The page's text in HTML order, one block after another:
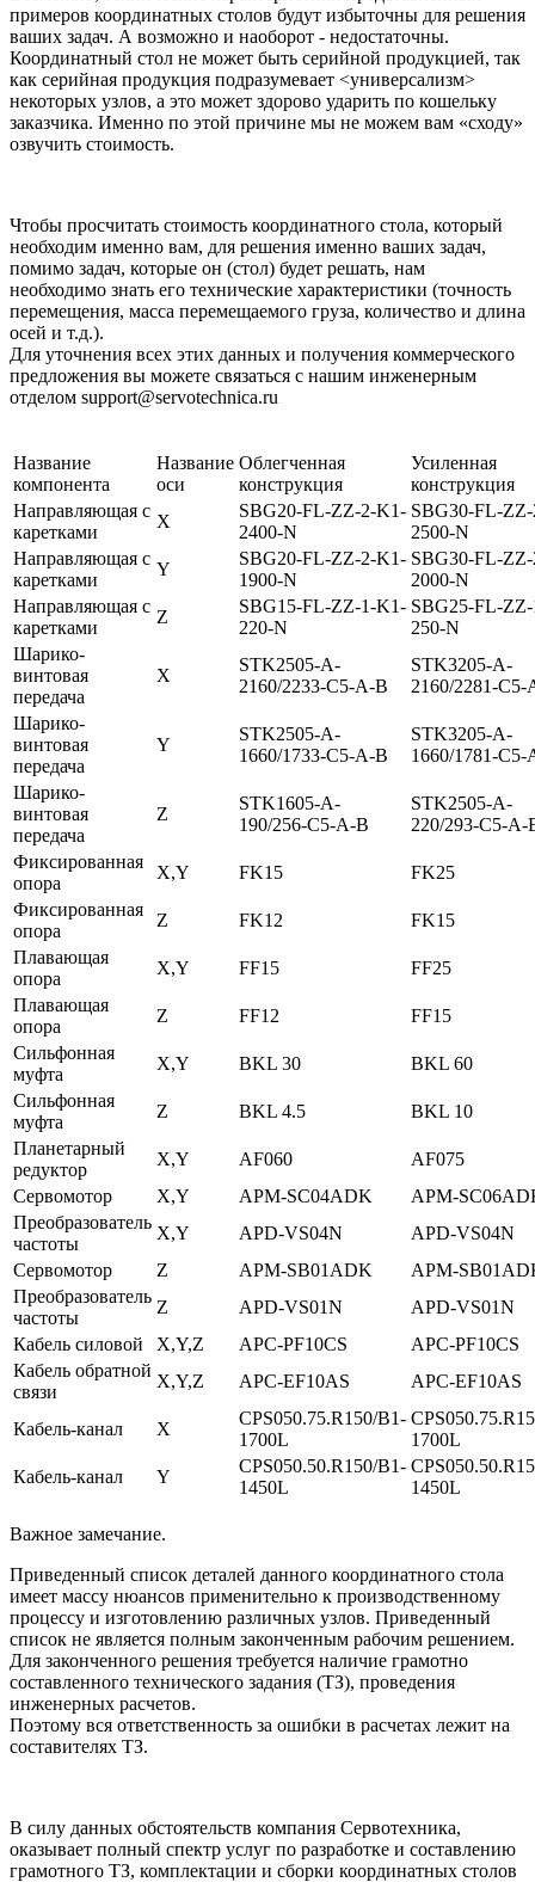
примеров координатных столов будут избыточны для решения
ваших задач. А возможно и наоборот - недостаточны.
Координатный стол не может быть серийной продукцией, так
как серийная продукция подразумевает <универсализм>
некоторых узлов, а это может здорово ударить по кошельку
заказчика. Именно по этой причине мы не можем вам «сходу»
озвучить стоимость.
Чтобы просчитать стоимость координатного стола, который
необходим именно вам, для решения именно ваших задач,
помимо задач, которые он (стол) будет решать, нам
необходимо знать его технические характеристики (точность
перемещения, масса перемещаемого груза, количество и длина
осей и т.д.).
Для уточнения всех этих данных и получения коммерческого
предложения вы можете связаться с нашим инженерным
отделом support@servotechnica.ru
Название
компонента
Название
оси
Облегченная
конструкция
Усиленная
конструкция
Направляющая с
каретками
X
SBG20-FL-ZZ-2-K1-
2400-N
SBG30-FL-
2500-N
Направляющая с
каретками
Y
SBG20-FL-ZZ-2-K1-
1900-N
SBG30-FL-
2000-N
Направляющая с
каретками
Z
SBG15-FL-ZZ-1-K1-
220-N
SBG25-FL-
250-N
Шарико-
винтовая
передача
X
STK2505-A-
2160/2233-C5-A-B
STK3205-A-
2160/2281-C5-
Шарико-
винтовая
передача
Y
STK2505-A-
1660/1733-C5-A-B
STK3205-A-
1660/1781-C5-
Шарико-
винтовая
передача
Z
STK1605-A-
190/256-C5-A-B
STK2505-A-
220/293-C5-A-
Фиксированная
опора
X,Y FK15
FK25
Фиксированная
опора
Z FK12
FK15
Плавающая
опора
X,Y FF15
FF25
Плавающая
опора
Z FF12
FF15
Сильфонная
муфта
X,Y BKL 30
BKL 60
Сильфонная
муфта
Z BKL 4.5
BKL 10
Планетарный
редуктор
X,Y AF060
AF075
Сервомотор
X,Y APM-SC04ADK
APM-
Преобразователь
частоты
X,Y APD-VS04N
APD-VS04N
Сервомотор
Z APM-SB01ADK
APM-
Преобразователь
частоты
Z APD-VS01N
APD-VS01N
Кабель силовой
X,Y,Z APC-PF10CS
APC-PF10CS
Кабель обратной
связи
X,Y,Z APC-EF10AS APC-EF10AS
Кабель-канал X
CPS050.75.R150/B1-
1700L
1700L
Кабель-канал
Y
CPS050.50.R150/B1-
1450L
1450L
Важное замечание.
Приведенный список деталей данного координатного стола
имеет массу нюансов применительно к производственному
процессу и изготовлению различных узлов. Приведенный
список не является полным законченным рабочим решением.
Для законченного решения требуется наличие грамотно
составленного технического задания (ТЗ), проведения
инженерных расчетов.
Поэтому вся ответственность за ошибки в расчетах лежит на
составителях ТЗ.
В силу данных обстоятельств компания Сервотехника,
оказывает полный спектр услуг по разработке и составлению
грамотного ТЗ, комплектации и сборки координатных столов